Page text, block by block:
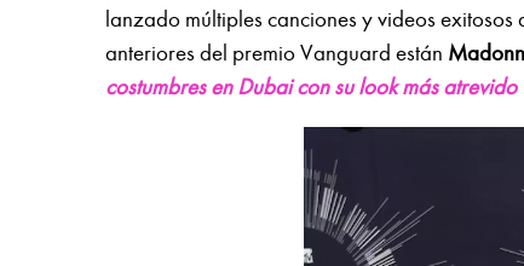
lanzado múltiples canciones y videos
anteriores del premio Vanguard están
costumbres en Dubai con su look más atrevido